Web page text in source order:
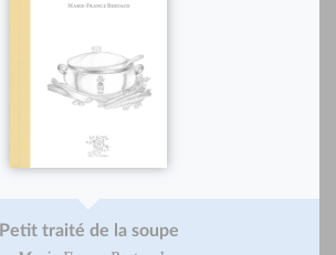
Petit traité de la soupe